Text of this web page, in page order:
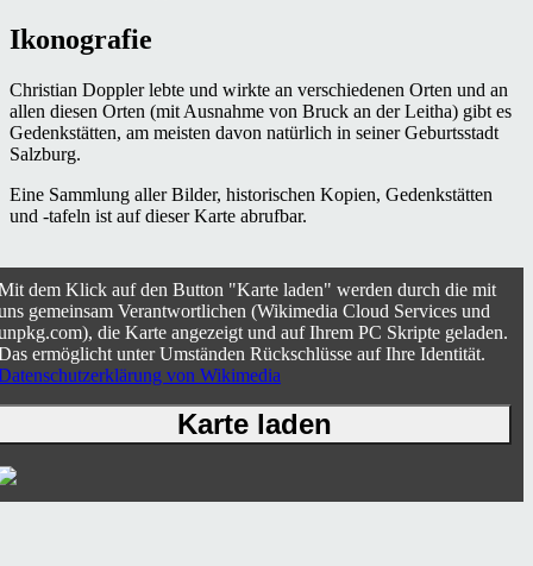
Ikonografie
Christian Doppler lebte und wirkte an verschiedenen Orten und an
allen diesen Orten (mit Ausnahme von Bruck an der Leitha) gibt es
Gedenkstätten, am meisten davon natürlich in seiner Geburtsstadt
Salzburg.
Eine Sammlung aller Bilder, historischen Kopien, Gedenkstätten
und -tafeln ist auf dieser Karte abrufbar.
dem Klick auf den Button "Karte laden" werden durch die mit
gemeinsam Verantwortlichen (Wikimedia Cloud Services und
die Karte angezeigt und auf Ihrem PC Skripte geladen.
ermöglicht unter Umständen Rückschlüsse auf Ihre Identität.
von Wikimedia